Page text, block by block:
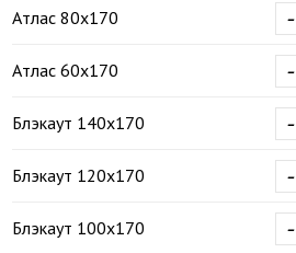
Атлас 80х170 -
Атлас 60х170 -
Блэкаут 140х170 -
Блэкаут 120х170 -
Блэкаут 100х170 -